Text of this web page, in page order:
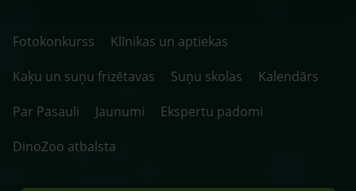
Fotokonkurss
Klīnikas un aptiekas
Kaķu un suņu frizētavas
Suņu skolas
Kalendārs
Par Pasauli
Jaunumi
Ekspertu padomi
DinoZoo atbalsta